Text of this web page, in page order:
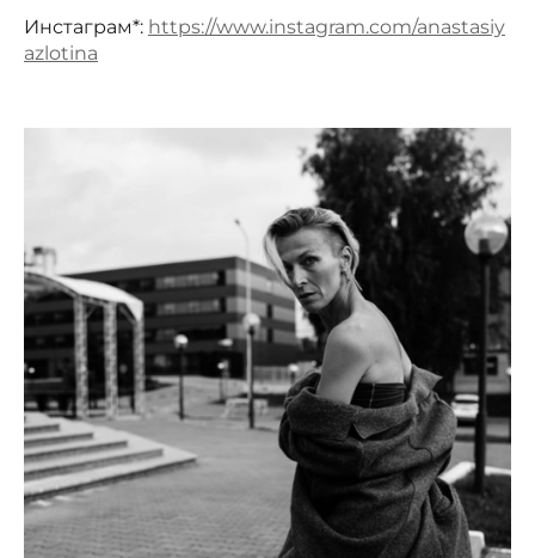
Инстаграм*: https://www.instagram.com/anastasiy
azlotina